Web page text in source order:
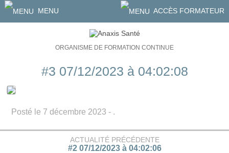
MENU ACCÈS FORMATEUR
ORGANISME DE FORMATION CONTINUE
#3 07/12/2023 à 04:02:08
Posté le 7 décembre 2023 - .
ACTUALITÉ PRÉCÉDENTE
#2 07/12/2023 à 04:02:06